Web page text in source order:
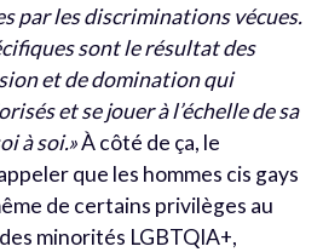
par les discriminations vécues.
sont le résultat des
et de domination qui
et se jouer à l’échelle de sa
à soi.»À côté de ça, le
que les hommes cis gays
de certains privilèges au
minorités LGBTQIA+,